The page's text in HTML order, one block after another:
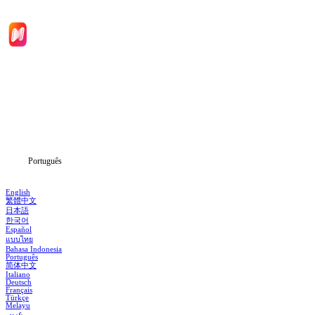
Português
English
繁體中文
日本語
한국어
Español
แบบไทย
Bahasa Indonesia
Português
简体中文
Italiano
Deutsch
Français
Türkçe
Melayu